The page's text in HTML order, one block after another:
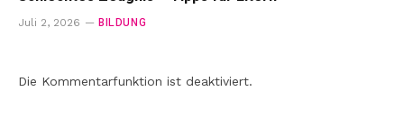
Juli 2, 2026 BILDUNG
Die Kommentarfunktion ist deaktiviert.